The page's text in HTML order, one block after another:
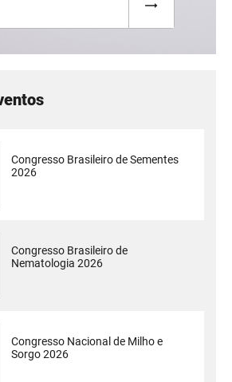
Congresso Brasileiro de Sementes
2026
Congresso Brasileiro de
Nematologia 2026
Congresso Nacional de Milho e
Sorgo 2026